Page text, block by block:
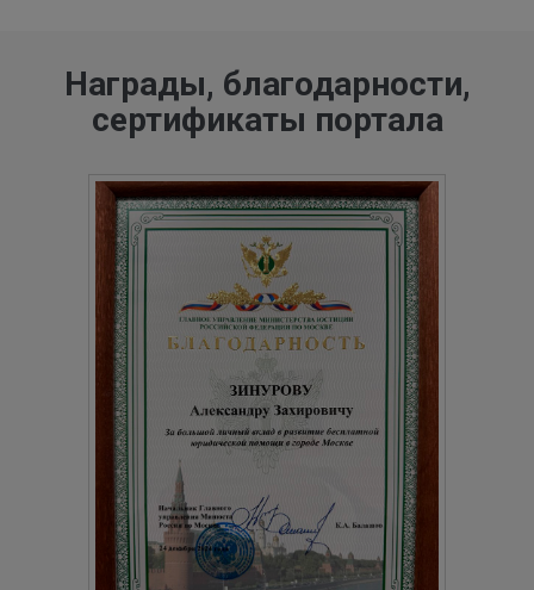
Награды, благодарности,
сертификаты портала